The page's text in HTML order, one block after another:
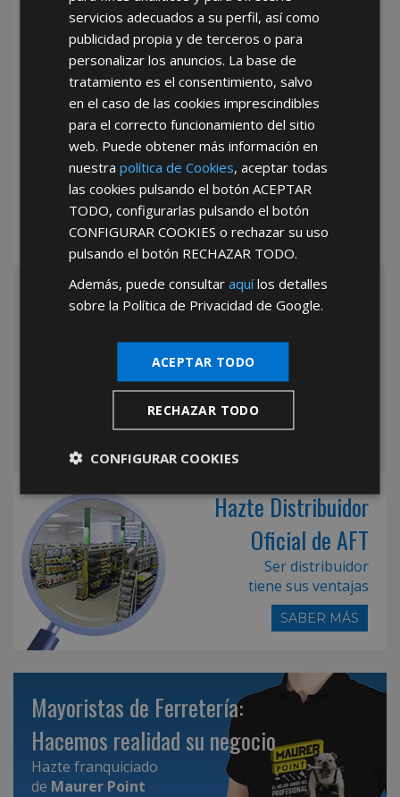
*Abstenerse particulares, sólo venta a tiendas y empresas minoristas y
Hazte Distribuidor
Oficial de AFT
Ser distribuidor
tiene sus ventajas
SABER MÁS
Mayoristas de Ferretería:
Hacemos realidad su negocio
Hazte franquiciado
de Maurer Point
servicios adecuados a su perfil, así como
publicidad propia y de terceros o para
personalizar los anuncios. La base de
tratamiento es el consentimiento, salvo
en el caso de las cookies imprescindibles
para el correcto funcionamiento del sitio
web. Puede obtener más información en
nuestrapolítica de Cookies, aceptar todas
las cookies pulsando el botónACEPTAR
TODO, configurarlas pulsando el botón
CONFIGURAR COOKIES o rechazar su uso
pulsando el botón RECHAZAR TODO.
Además, puede consultaraquílos detalles
sobre la Política de Privacidad de Google.
ACEPTAR TODO
RECHAZAR TODO
CONFIGURAR COOKIES